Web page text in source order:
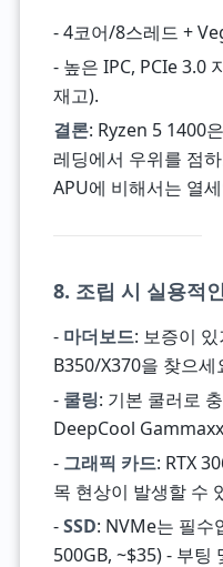
- 4코어/8스레드 +
- 높은 IPC, PCIe 3.0
재고).
결론: Ryzen 5 1400
레딩에서 우위를 점
APU에 비해서는 열
8. 조립 시 실용적
- 마더보드: 보증이
B350/X370을 찾으세
- 쿨링: 기본 쿨러로
DeepCool
- 그래픽 카드: RTX
목 현상이 발생할 수
-SSD: NVMe는 필수
500GB, ~$35) - 부팅